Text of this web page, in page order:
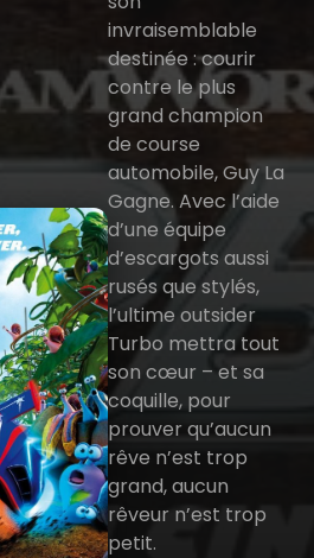
invraisemblable
destinée : courir
contre le plus
grand champion
de course
automobile, Guy La
Gagne. Avec l’aide
d’une équipe
d’escargots aussi
rusés que stylés,
l’ultime outsider
Turbo mettra tout
son cœur – et sa
coquille, pour
prouver qu’aucun
rêve n’est trop
grand, aucun
rêveur n’est trop
petit.